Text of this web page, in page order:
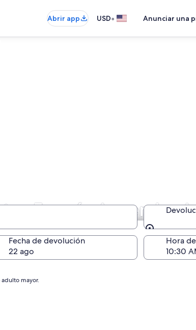
Abrir app USD• Anunciar una
Económico en
Fecha de devolución
22 ago
Hora
mayor.